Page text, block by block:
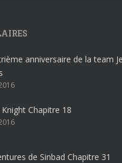
anniversaire de la team
Chapitre 18
de Sinbad Chapitre 31